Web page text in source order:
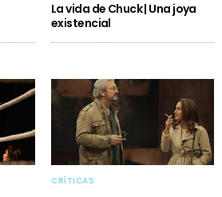
La vida de Chuck | Una joya
existencial
CRÍTICAS